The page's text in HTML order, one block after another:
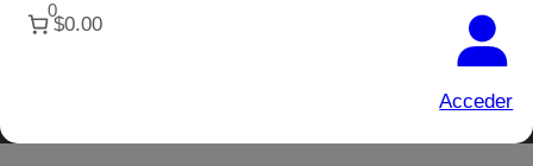
0
$0.00
Acceder